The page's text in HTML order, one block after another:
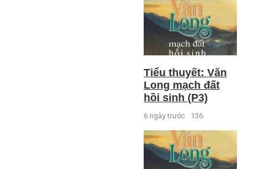
Tiểu thuyết: Văn
Long mạch đất
hồi sinh (P3)
6 ngày trước 136